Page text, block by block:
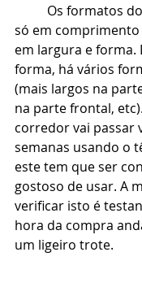
Os formatos
só em
em largura e forma.
forma, há vários
(mais largos na
na parte frontal,
corredor vai passar
semanas usando o
este tem que ser
gostoso de usar. A
verificar isto é
hora da compra
um ligeiro trote.